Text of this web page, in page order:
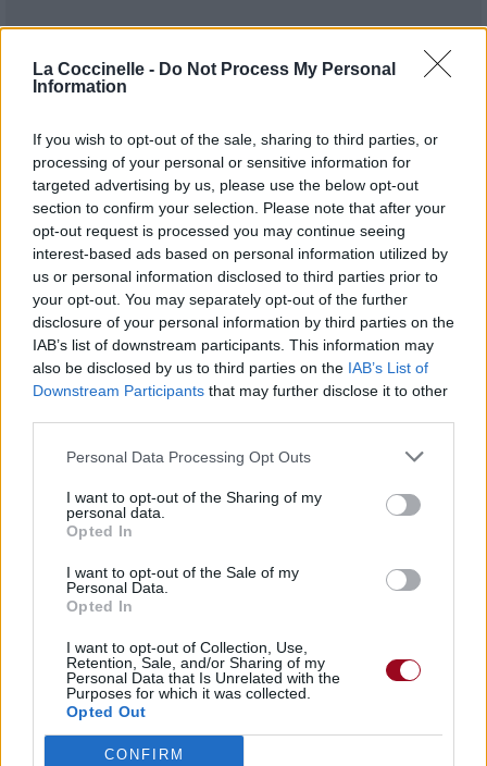
La Coccinelle - Do Not Process My Personal
Information
If you wish to opt-out of the sale, sharing to third parties, or
processing of your personal or sensitive information for
targeted advertising by us, please use the below opt-out
section to confirm your selection. Please note that after your
opt-out request is processed you may continue seeing
interest-based ads based on personal information utilized by
us or personal information disclosed to third parties prior to
your opt-out. You may separately opt-out of the further
disclosure of your personal information by third parties on the
IAB’s list of downstream participants. This information may
also be disclosed by us to third parties on the IAB’s List of
Downstream Participants that may further disclose it to other
Personal Data Processing Opt Outs
I want to opt-out of the Sharing of my
personal data.
Opted In
I want to opt-out of the Sale of my
Personal Data.
Opted In
I want to opt-out of Collection, Use,
Retention, Sale, and/or Sharing of my
Personal Data that Is Unrelated with the
Purposes for which it was collected.
Opted Out
CONFIRM
Publié parVisa 247824 5 5 7 le 14 mars 2018 à
15h16.
Chanteurs : James Bay
Albums : Electric Light
Paroles + Traduction Téléchargement
Vidéos
Commentaires
Pour prolonger le plaisir musical :
Télécharger légalement les MP3 sur
Télécharger légalement les MP3 ou trouver le CD sur
Trouver des vinyles et des CD sur
Trouver un instrument de musique ou une partition au
meilleur prix sur